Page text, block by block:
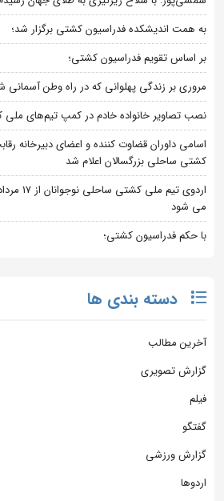
به همت اندیشکده فدراسیون کشتی برگزار شد؛
بر اساس تقویم فدراسیون کشتی؛
مروری بر زندگی پهلوانی که در راه وطن آسمانی
نصب تصاویر خانواده خادم در کمپ تیم‌های
اسامی داوران قضاوت کننده و اعضای دبیرخانه
کشتی ساحلی بزرگسالان اعلام شد
اردوی
می شود
با حکم فدراسیون کشتی؛
دسته بندی ها
آخرین مطالب
گزارش تصویری
فیلم
گفتگو
گزارش ورزشی
اردوها